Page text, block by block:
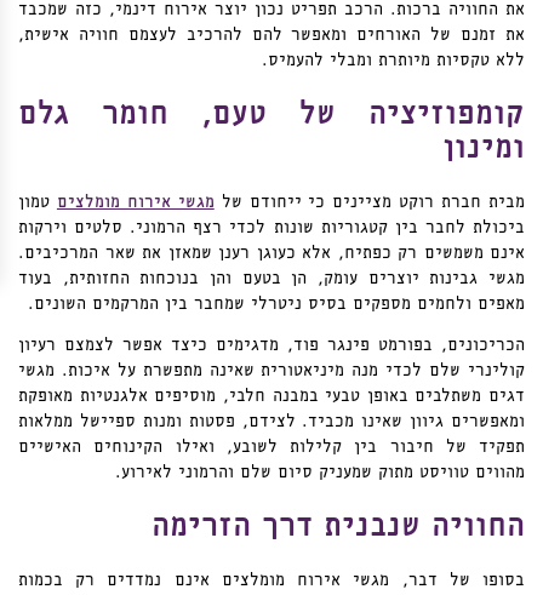
את החוויה ברכות. הרכב תפריט נכון יוצר אירוח דינמי, כזה שמכבד
את זמנם של האורחים ומאפשר להם להרכיב לעצמם חוויה אישית,
ללא טקסיות מיותרת ומבלי להעמיס.
קומפוזיציה של טעם, חומר גלם
ומינון
מבית חברת רוקט מציינים כי ייחודם של מגשי אירוח מומלצים טמון
ביכולת לחבר בין קטגוריות שונות לכדי רצף הרמוני. סלטים וירקות
אינם משמשים רק כפתיח, אלא כעוגן רענן שמאזן את שאר המרכיבים.
מגשי גבינות יוצרים עומק, הן בטעם והן בנוכחות החזותית, בעוד
מאפים ולחמים מספקים בסיס ניטרלי שמחבר בין המרקמים השונים.
הכריכונים, בפורמט פינגר פוד, מדגימים כיצד אפשר לצמצם רעיון
קולינרי שלם לכדי מנה מיניאטורית שאינה מתפשרת על איכות. מגשי
דגים משתלבים באופן טבעי במבנה חלבי, מוסיפים אלגנטיות מאופקת
ומאפשרים גיוון שאינו מכביד. לצידם, פסטות ומנות ספיישל ממלאות
תפקיד של חיבור בין קלילות לשובע, ואילו הקינוחים האישיים
מהווים טוויסט מתוק שמעניק סיום שלם והרמוני לאירוע.
החוויה שנבנית דרך הזרימה
בסופו של דבר, מגשי אירוח מומלצים אינם נמדדים רק בכמות